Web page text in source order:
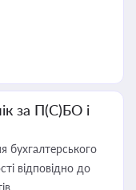
за П(С)БО і
бухгалтерського
відповідно до